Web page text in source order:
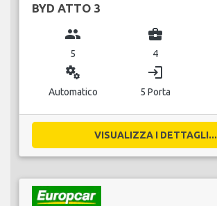
BYD ATTO 3
group
5
business_center
4
miscellaneous_services
Automatico
login
5 Porta
VISUALIZZA I DETTAGLI...